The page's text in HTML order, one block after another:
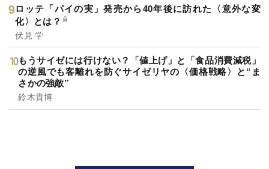
ロッテ「パイの実」発売から40年後に訪れた〈意外な変
化〉とは？
伏見 学
もうサイゼには行けない？「値上げ」と「食品消費減税」
の逆風でも客離れを防ぐサイゼリヤの〈価格戦略〉と“ま
さかの強敵”
鈴木貴博